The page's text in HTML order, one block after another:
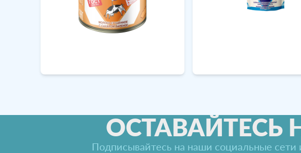
ОСТАВАЙТЕСЬ
Подписывайтесь на наши социальные сети